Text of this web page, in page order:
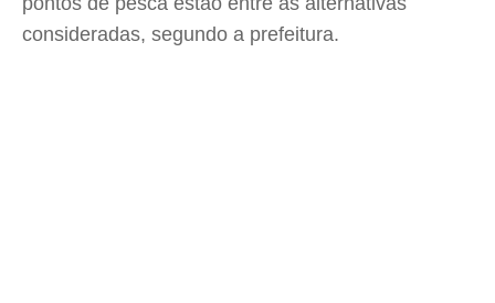
consideradas, segundo a prefeitura.